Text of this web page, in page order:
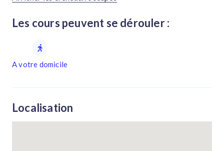
Les cours peuvent se dérouler :
A votre domicile
Localisation